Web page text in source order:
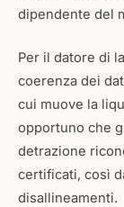
dipendente del
Per il datore di
coerenza dei
cui muove la
opportuno che
detrazione
certificati, così
disallineamenti.